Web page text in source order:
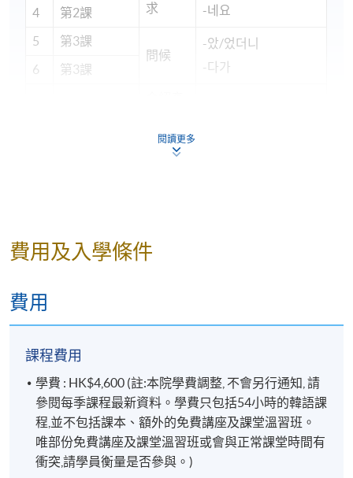
求
-네요
4
第2課
5
第3課
問候
-았/었더니
-다가
6 第3課
推薦
11
第5課
描述狀
12
解
-은/는 줄 알았다
13
第6課
14
第7課
-고 나서
15 第7課
16 第8課
講述計
畫
-았/었으면 –았/었을
텐데
17 第8課
閱讀更多
費用及入學條件
費用
課程費用
學費 : HK$4,600 (註:本院學費調整, 不會另行通知, 請
參閱每季課程最新資料。學費只包括54小時的韓語課
程,並不包括課本、額外的免費講座及課堂溫習班。
唯部份免費講座及課堂溫習班或會與正常課堂時間有
衝突,請學員衡量是否參與。)